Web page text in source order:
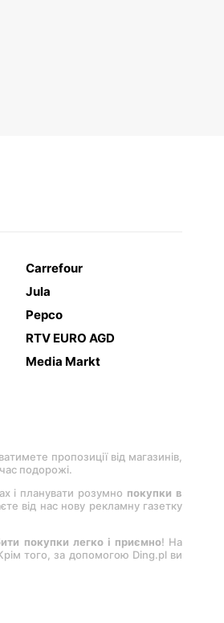
Carrefour
Jula
Pepco
RTV EURO AGD
Media Markt
пропозиції від магазинів,
подорожі.
і планувати розумно покупки в
від нас нову рекламну газетку
покупки легко і приємно! На
того, за допомогою Ding.pl ви